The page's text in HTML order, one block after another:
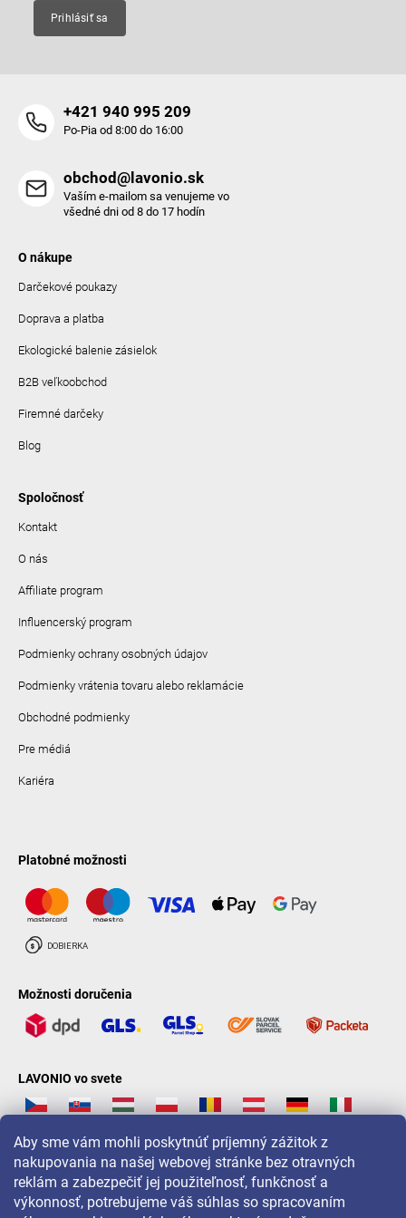
Aby sme vám mohli poskytnúť príjemný zážitok z
nakupovania na našej webovej stránke bez otravných
reklám a zabezpečiť jej použiteľnosť, funkčnosť a
výkonnosť, potrebujeme váš súhlas so spracovaním
Prihlásiť sa
+421 940 995 209
Po-Pia od 8:00 do 16:00
obchod@lavonio.sk
Vaším e-mailom sa venujeme vo
všedné dni od 8 do 17 hodín
O nákupe
Darčekové poukazy
Doprava a platba
Ekologické balenie zásielok
B2B veľkoobchod
Firemné darčeky
Blog
Spoločnosť
Kontakt
O nás
Affiliate program
Influencerský program
Podmienky ochrany osobných údajov
Podmienky vrátenia tovaru alebo reklamácie
Obchodné podmienky
Pre médiá
Kariéra
Platobné možnosti
Možnosti doručenia
LAVONIO vo svete
Pre akcie, súťaže a zľavy nás sledujte na: